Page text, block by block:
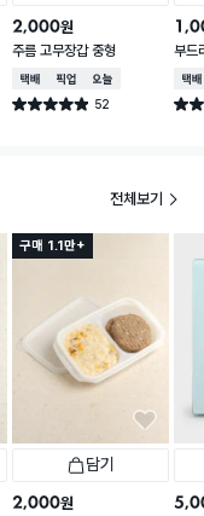
2,000원
주름 고무장갑 중형
택배배송매장픽업오늘배송
별점 4.9점 52
건 작성
부드
0
택배
별점
전체보기
구매 1.1만+
담기
2,000원